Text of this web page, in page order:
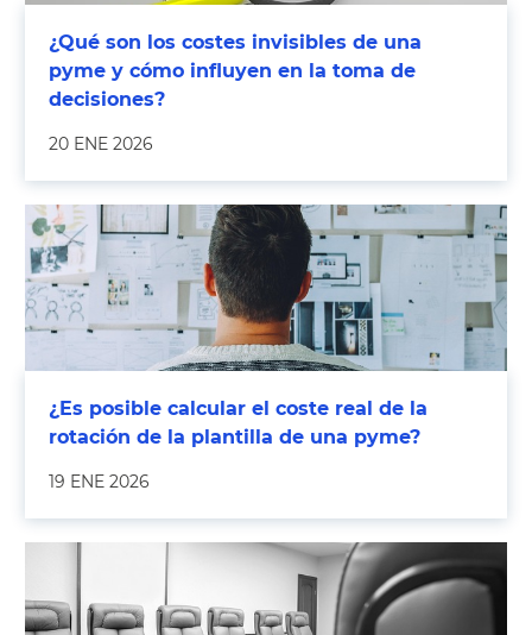
¿Qué son los costes invisibles de una
pyme y cómo influyen en la toma de
decisiones?
20 ENE 2026
¿Es posible calcular el coste real de la
rotación de la plantilla de una pyme?
19 ENE 2026